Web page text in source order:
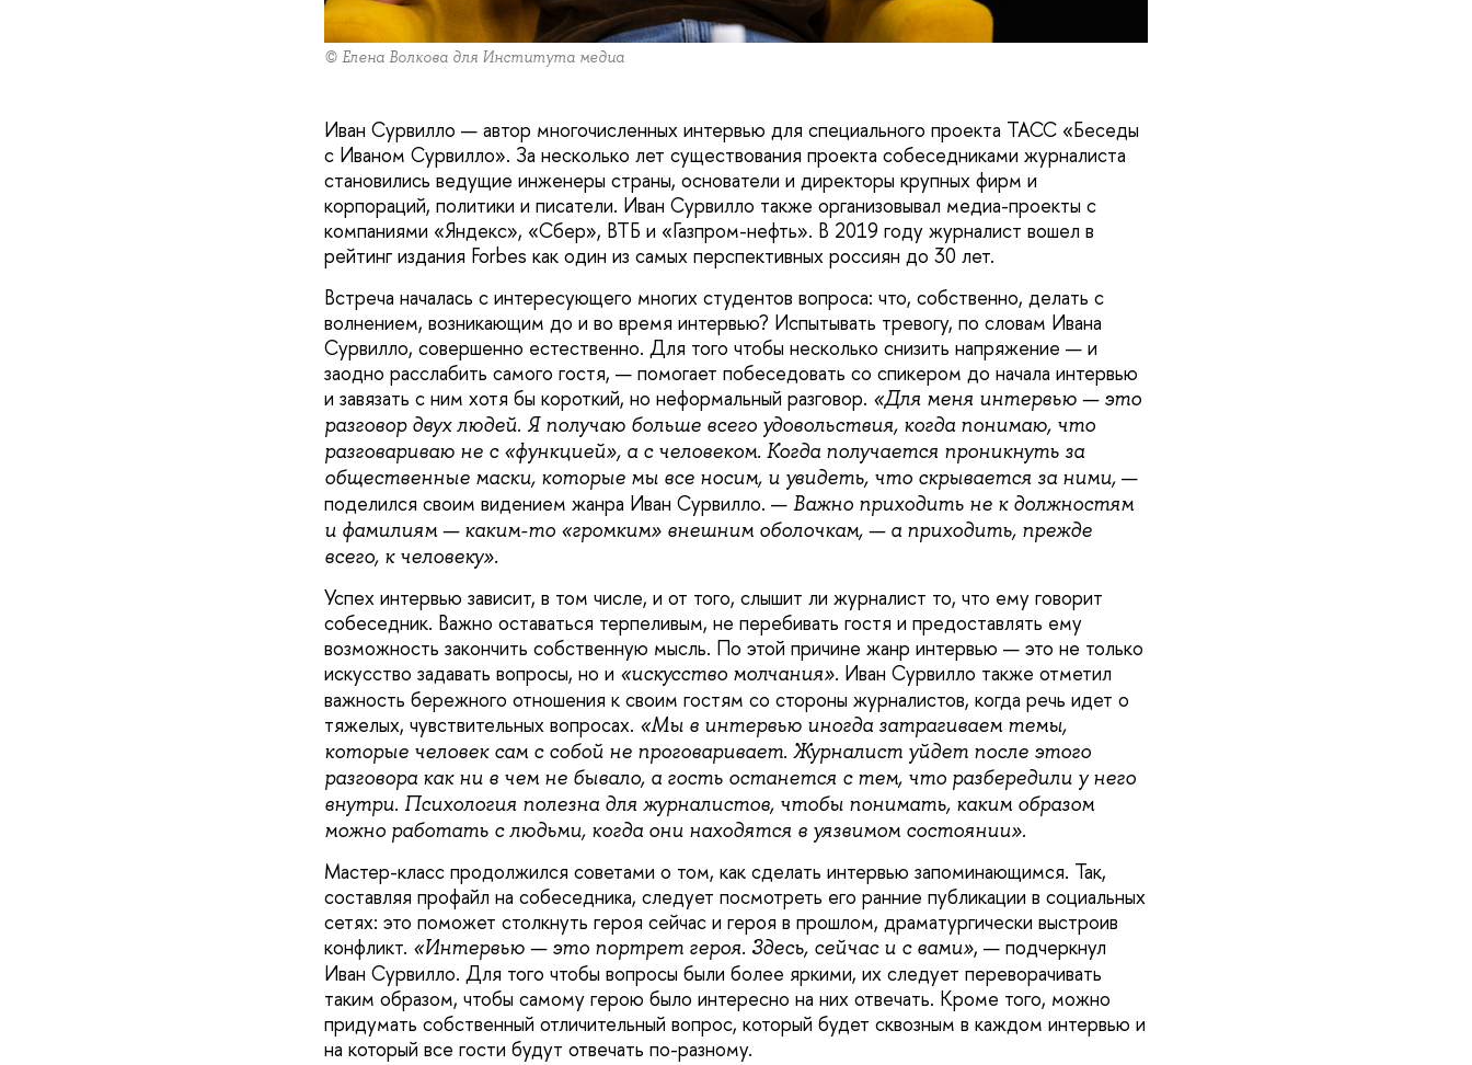
© Елена Волкова для Института медиа
Иван Сурвилло — автор многочисленных интервью для специального проекта ТАСС «Беседы
с Иваном Сурвилло». За несколько лет существования проекта собеседниками журналиста
становились ведущие инженеры страны, основатели и директоры крупных фирм и
корпораций, политики и писатели. Иван Сурвилло также организовывал медиа-проекты с
компаниями «Яндекс», «Сбер», ВТБ и «Газпром-нефть». В 2019 году журналист вошел в
рейтинг издания Forbes как один из самых перспективных россиян до 30 лет.
Встреча началась с интересующего многих студентов вопроса: что, собственно, делать с
волнением, возникающим до и во время интервью? Испытывать тревогу, по словам Ивана
Сурвилло, совершенно естественно. Для того чтобы несколько снизить напряжение — и
заодно расслабить самого гостя, — помогает побеседовать со спикером до начала интервью
и завязать с ним хотя бы короткий, но неформальный разговор. «Для меня интервью — это
разговор двух людей. Я получаю больше всего удовольствия, когда понимаю, что
разговариваю не с «функцией», а с человеком. Когда получается проникнуть за
общественные маски, которые мы все носим, и увидеть, что скрывается за ними, —
поделился своим видением жанра Иван Сурвилло. —Важно приходить не к должностям
и фамилиям — каким-то «громким» внешним оболочкам, — а приходить, прежде
всего, к человеку».
Успех интервью зависит, в том числе, и от того, слышит ли журналист то, что ему говорит
собеседник. Важно оставаться терпеливым, не перебивать гостя и предоставлять ему
возможность закончить собственную мысль. По этой причине жанр интервью — это не только
искусство задавать вопросы, но и «искусство молчания». Иван Сурвилло также отметил
важность бережного отношения к своим гостям со стороны журналистов, когда речь идет о
тяжелых, чувствительных вопросах. «Мы в интервью иногда затрагиваем темы,
которые человек сам с собой не проговаривает. Журналист уйдет после этого
разговора как ни в чем не бывало, а гость останется с тем, что разбередили у него
внутри. Психология полезна для журналистов, чтобы понимать, каким образом
можно работать с людьми, когда они находятся в уязвимом состоянии».
Мастер-класс продолжился советами о том, как сделать интервью запоминающимся. Так,
составляя профайл на собеседника, следует посмотреть его ранние публикации в социальных
сетях: это поможет столкнуть героя сейчас и героя в прошлом, драматургически выстроив
конфликт. «Интервью — это портрет героя. Здесь, сейчас и с вами», — подчеркнул
Иван Сурвилло. Для того чтобы вопросы были более яркими, их следует переворачивать
таким образом, чтобы самому герою было интересно на них отвечать. Кроме того, можно
придумать собственный отличительный вопрос, который будет сквозным в каждом интервью и
на который все гости будут отвечать по-разному.